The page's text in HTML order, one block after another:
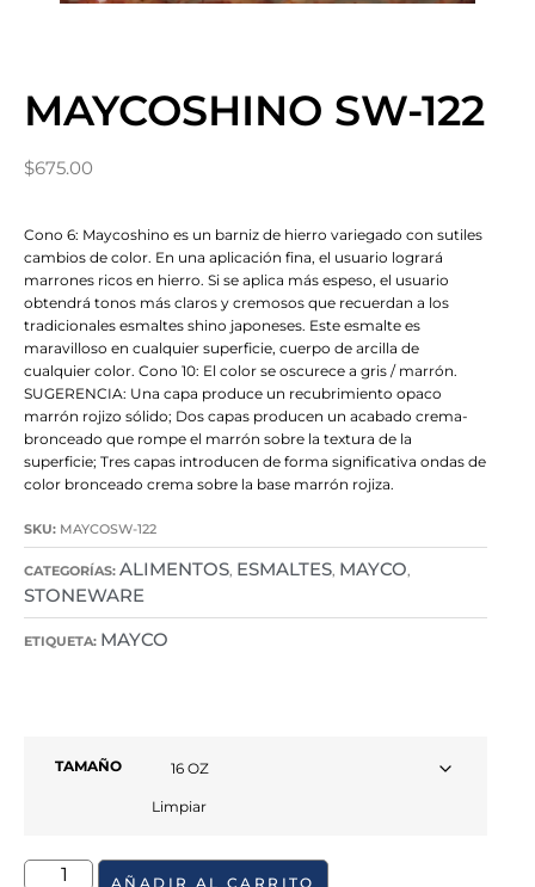
MAYCOSHINO SW-122
$675.00
Cono 6: Maycoshino es un barniz de hierro variegado con sutiles
cambios de color. En una aplicación fina, el usuario logrará
marrones ricos en hierro. Si se aplica más espeso, el usuario
obtendrá tonos más claros y cremosos que recuerdan a los
tradicionales esmaltes shino japoneses. Este esmalte es
maravilloso en cualquier superficie, cuerpo de arcilla de
cualquier color. Cono 10: El color se oscurece a gris / marrón.
SUGERENCIA: Una capa produce un recubrimiento opaco
marrón rojizo sólido; Dos capas producen un acabado crema-
bronceado que rompe el marrón sobre la textura de la
superficie; Tres capas introducen de forma significativa ondas de
color bronceado crema sobre la base marrón rojiza.
SKU: MAYCOSW-122
CATEGORÍAS: ALIMENTOS, ESMALTES, MAYCO,
STONEWARE
ETIQUETA: MAYCO
TAMAÑO
Limpiar
AÑADIR AL CARRITO